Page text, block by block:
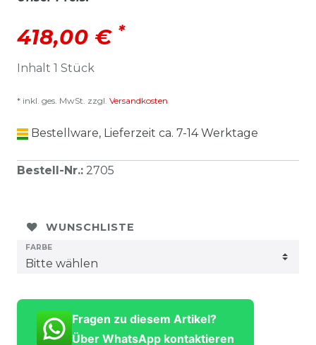
418,00 € *
Inhalt 1 Stück
* inkl. ges. MwSt. zzgl. Versandkosten
Bestellware, Lieferzeit ca. 7-14 Werktage
Bestell-Nr.: 2705
WUNSCHLISTE
FARBE
Fragen zu diesem Artikel?
Über WhatsApp kontaktieren